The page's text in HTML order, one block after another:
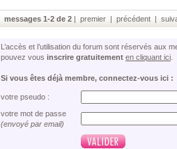
messages 1-2 de 2 | premier | précédent |
L’accès et l’utilisation du forum sont réservés aux
pouvez vous inscrire gratuitement en cliquant ici
Si vous êtes déjà membre, connectez-vous ici :
votre pseudo :
votre mot de passe
(envoyé par email)